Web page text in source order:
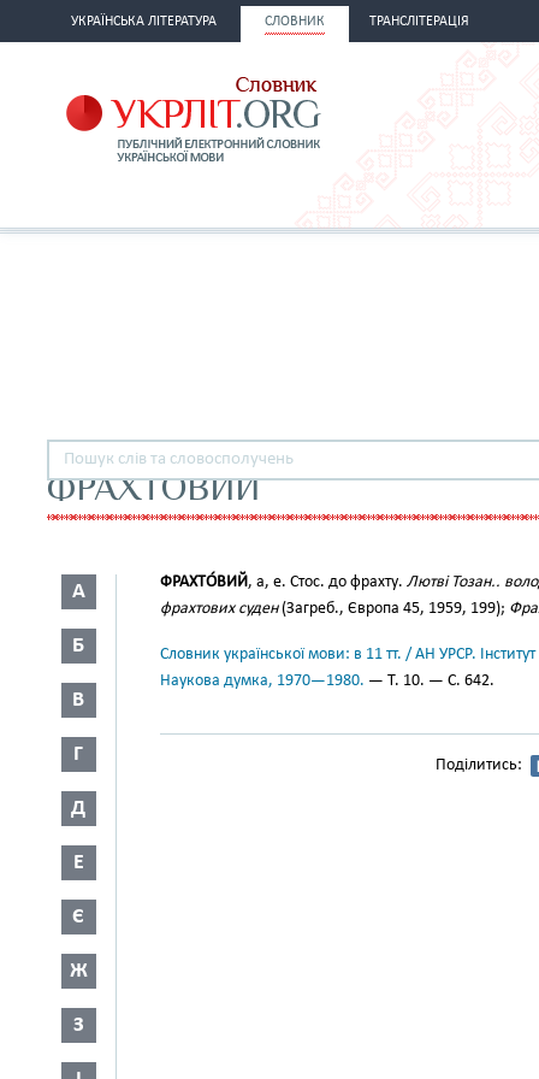
УКРАЇНСЬКА ЛІТЕРАТУРА СЛОВНИК ТРАНСЛІТЕРАЦІЯ
ФРАХТОВИЙ
А
Б
В
Г
Д
Е
Є
Ж
З
ФРАХТО́ВИЙ, а, е. Стос. до фрахту. Лютві Тозан..
фрахтових суден(Загреб., Європа 45, 1959, 199);
Словник української мови: в 11 тт. / АН УРСР.
Наукова думка, 1970—1980. — Т. 10. — С. 642.
Поділитись: